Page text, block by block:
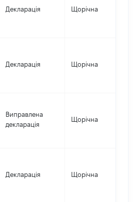
Декларація Щорічна
Декларація Щорічна
Виправлена
декларація
Щорічна
Декларація Щорічна